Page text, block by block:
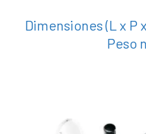
Dimensiones (L x P
Peso